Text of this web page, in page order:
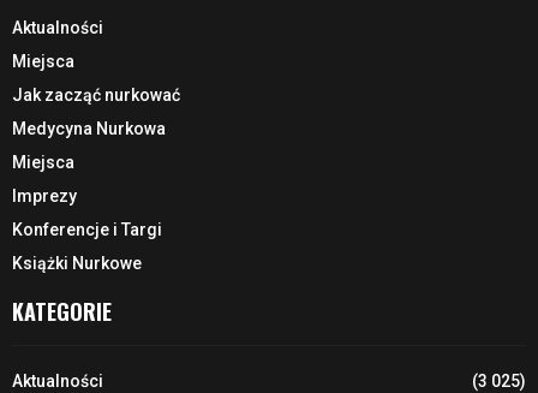
Aktualności
Miejsca
Jak zacząć nurkować
Medycyna Nurkowa
Miejsca
Imprezy
Konferencje i Targi
Książki Nurkowe
KATEGORIE
Aktualności
(3 025)